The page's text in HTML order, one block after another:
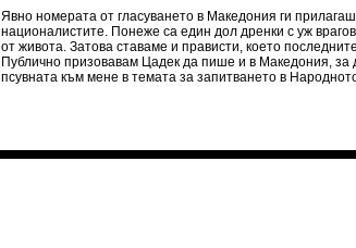
Явно номерата от гласуването в Македония ги
националистите. Понеже са един дол дренки с уж
от живота. Затова ставаме и прависти, което
Публично призовавам Цадек да пише и в Македония, за
псувната към мене в темата за запитването в